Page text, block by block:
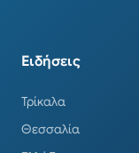
Ειδήσεις
Τρίκαλα
Θεσσαλία